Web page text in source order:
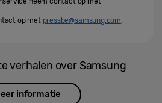
op met pressbe@samsung.com
verhalen over Samsung
informatie